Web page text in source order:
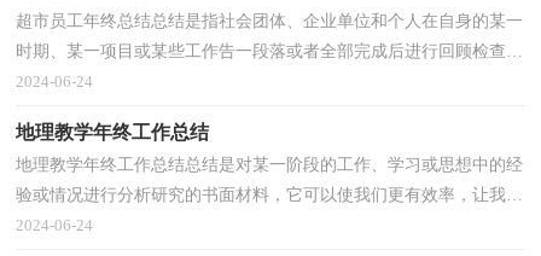
超市员工年终总结总结是指社会团体、企业单位和个人在自身的某一
时期、某一项目或某些工作告一段落或者全部完成后进行回顾检查、
分析评价，从而肯定成绩，得到经验，找出差距，得出...
2024-06-24
地理教学年终工作总结
地理教学年终工作总结总结是对某一阶段的工作、学习或思想中的经
验或情况进行分析研究的书面材料，它可以使我们更有效率，让我们
一起认真地写一份总结吧。总结怎么写才能发挥它...
2024-06-24